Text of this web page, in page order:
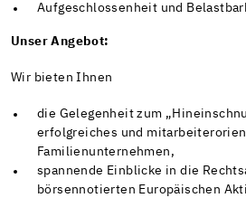
Aufgeschlossenheit und
Unser Angebot:
Wir bieten Ihnen
die Gelegenheit zum
erfolgreiches und
Familienunternehmen,
spannende Einblicke in die
börsennotierten Europäischen